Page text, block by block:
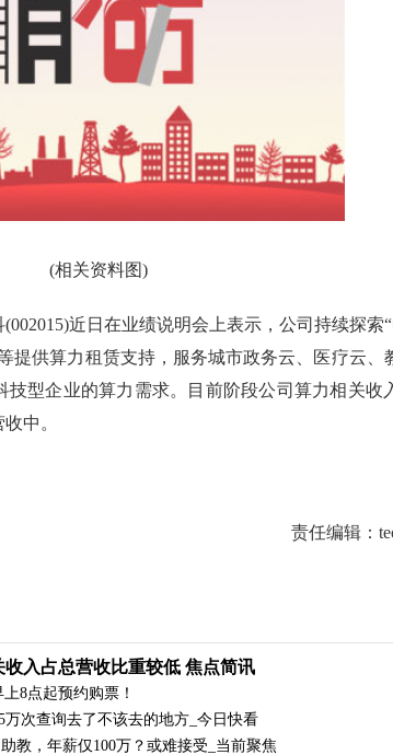
(相关资料图)
近日在业绩说明会上表示，公司持续探索
提供算力租赁支持，服务城市政务云、医疗云、
技型企业的算力需求。目前阶段公司算力相关收
中。
责任编辑：
入占总营收比重较低 焦点简讯
8点起预约购票！
次查询去了不该去的地方_今日快看
教，年薪仅100万？或难接受_当前聚焦